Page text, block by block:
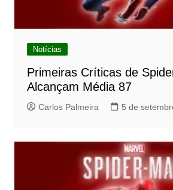
Notícias
Primeiras Críticas de
Alcançam Média 87
Carlos Palmeira 5 de